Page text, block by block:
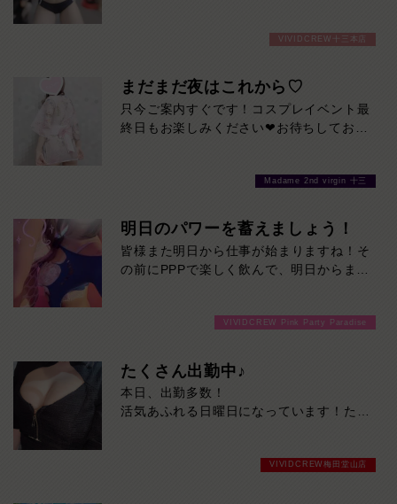
VIVIDCREW十三本店
まだまだ夜はこれから♡
只今ご案内すぐです！コスプレイベント最
終日もお楽しみください❤お待ちしており
Madame 2nd virgin 十三
明日のパワーを蓄えましょう！
皆様また明日から仕事が始まりますね！そ
の前にPPPで楽しく飲んで、明日からまた
VIVIDCREW Pink Party Paradise
たくさん出勤中♪
本日、出勤多数！
活気あふれる日曜日になっています！ただ
VIVIDCREW梅田堂山店